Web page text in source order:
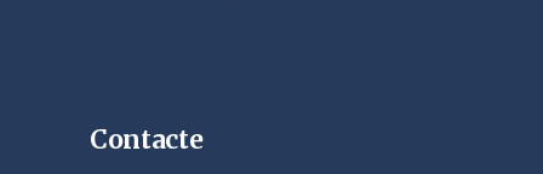
Contacte